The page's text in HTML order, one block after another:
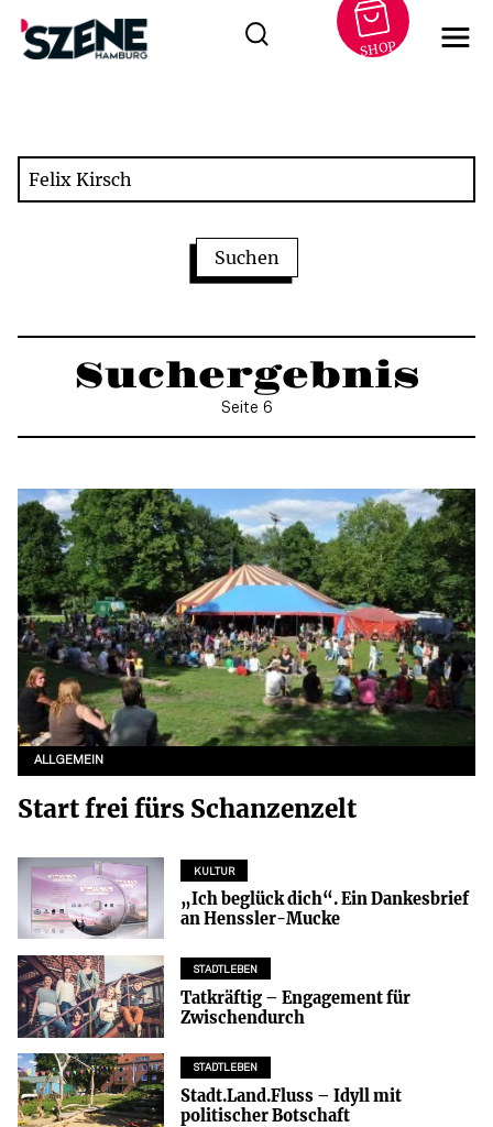
SHOP
Suchergebnis
Seite 6
ALLGEMEIN
Start frei fürs Schanzenzelt
KULTUR
„Ich beglück dich“. Ein Dankesbrief
an Henssler-Mucke
STADTLEBEN
Tatkräftig – Engagement für
Zwischendurch
STADTLEBEN
Stadt.Land.Fluss – Idyll mit
politischer Botschaft